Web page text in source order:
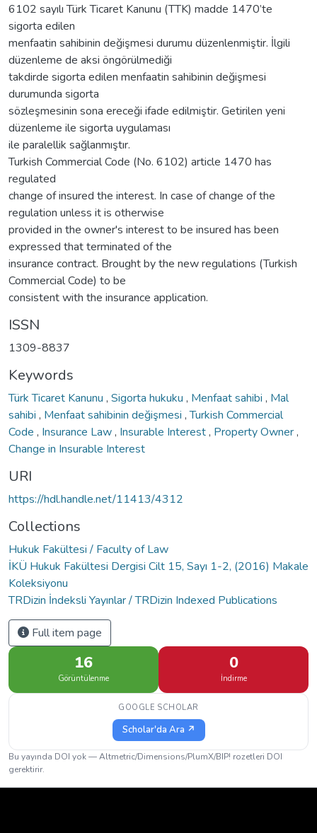
6102 sayılı Türk Ticaret Kanunu (TTK) madde 1470’te
sigorta edilen
menfaatin sahibinin değişmesi durumu düzenlenmiştir. İlgili
düzenleme de aksi öngörülmediği
takdirde sigorta edilen menfaatin sahibinin değişmesi
durumunda sigorta
sözleşmesinin sona ereceği ifade edilmiştir. Getirilen yeni
düzenleme ile sigorta uygulaması
ile paralellik sağlanmıştır.
Turkish Commercial Code (No. 6102) article 1470 has
regulated
change of insured the interest. In case of change of the
regulation unless it is otherwise
provided in the owner's interest to be insured has been
expressed that terminated of the
insurance contract. Brought by the new regulations (Turkish
Commercial Code) to be
consistent with the insurance application.
ISSN
1309-8837
Keywords
Türk Ticaret Kanunu , Sigorta hukuku , Menfaat sahibi , Mal
sahibi , Menfaat sahibinin değişmesi ,Turkish Commercial
Code , Insurance Law, Insurable Interest, Property Owner,
Change in Insurable Interest
URI
https://hdl.handle.net/11413/4312
Collections
Hukuk Fakültesi / Faculty of Law
İKÜ Hukuk Fakültesi Dergisi Cilt 15, Sayı 1-2, (2016) Makale
Koleksiyonu
TRDizin İndeksli Yayınlar / TRDizin Indexed Publications
Full item page
16
Görüntülenme
0
İndirme
GOOGLE SCHOLAR
Scholar'da Ara ↗
Bu yayında DOI yok — Altmetric/Dimensions/PlumX/BIP! rozetleri DOI
gerektirir.